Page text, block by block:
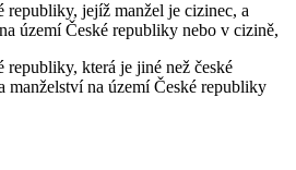
republiky, jejíž manžel je cizinec, a
území České republiky nebo v cizině,
republiky, která je jiné než české
manželství na území České republiky